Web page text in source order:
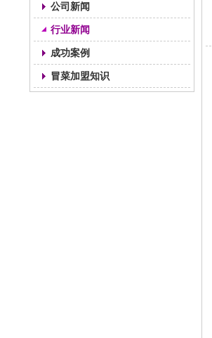
公司新闻
行业新闻
成功案例
冒菜加盟知识